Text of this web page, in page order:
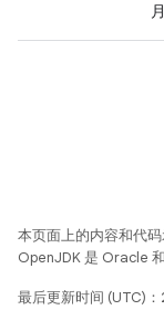
本页面上的内容和代
OpenJDK 是 Oracle
最后更新时间 (UTC)